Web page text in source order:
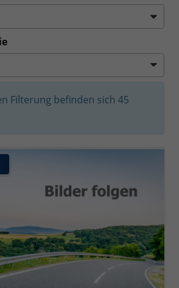
Filterung befinden sich 45